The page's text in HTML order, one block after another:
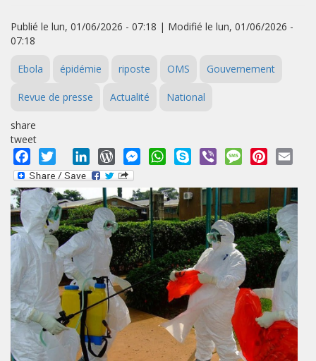
Publié le lun, 01/06/2026 - 07:18 | Modifié le lun, 01/06/2026 -
07:18
Ebola épidémie riposte OMS Gouvernement
Revue de presse Actualité National
share
tweet
Facebook
Twitter LinkedInWordPressMessengerWhatsApp
Skype Viber MessagePinterest